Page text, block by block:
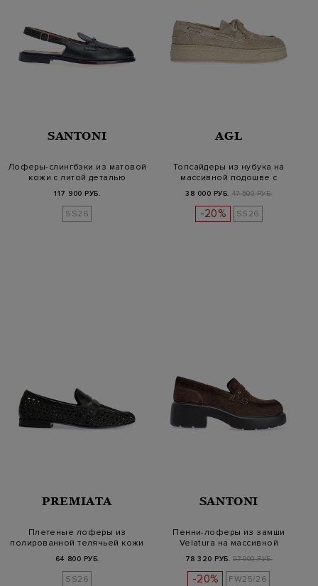
SANTONI
Лоферы-слингбэки из матовой
кожи с литой деталью
117 900 РУБ.
SS26
AGL
Топсайдеры из нубука на
массивной подошве с
38 000 РУБ. 47 500 РУБ.
-20% SS26
PREMIATA
Плетеные лоферы из
полированной телячьей кожи
64 800 РУБ.
SS26
SANTONI
Пенни-лоферы из замши
Velatura на массивной
78 320 РУБ. 97 900 РУБ.
-20% FW25/26